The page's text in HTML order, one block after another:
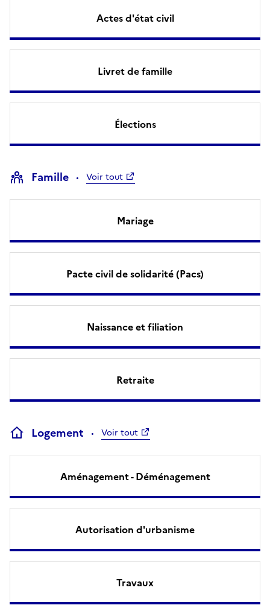
Actes d'état civil
Livret de famille
Élections
Famille Voir tout
Mariage
Pacte civil de solidarité (Pacs)
Naissance et filiation
Retraite
Logement Voir tout
Aménagement - Déménagement
Autorisation d'urbanisme
Travaux